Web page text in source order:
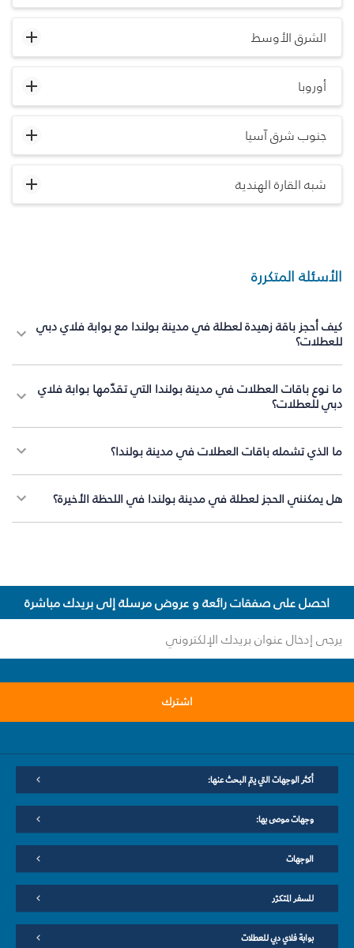
الشرق الأوسط
أوروبا
جنوب شرق آسيا
شبه القارة الهندية
الأسئلة المتكررة
كيف أحجز باقة زهيدة لعطلة في مدينة بولندا مع بوابة فلاي دبي
للعطلات؟
ما نوع باقات العطلات في مدينة بولندا التي تقدّمها بوابة فلاي
دبي للعطلات؟
ما الذي تشمله باقات العطلات في مدينة بولندا؟
هل يمكنني الحجز لعطلة في مدينة بولندا في اللحظة الأخيرة؟
احصل على صفقات رائعة و عروض مرسلة إلى بريدك مباشرة
اشترك
أكثر الوجهات التي يتم البحث عنها:
وجهات موصى بها:
الوجهات
للسفر المتكرّر
بوابة فلاي دبي للعطلات